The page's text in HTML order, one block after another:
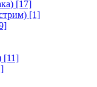
[17]
[1]
[11]